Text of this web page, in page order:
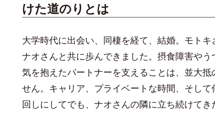
けた道のりとは
大学時代に出会い、同棲を経て、結婚。モト
ナオさんと共に歩んできました。摂食障害や
気を抱えたパートナーを支えることは、並大抵
せん。キャリア、プライベートな時間、そし
回しにしてでも、ナオさんの隣に立ち続けて